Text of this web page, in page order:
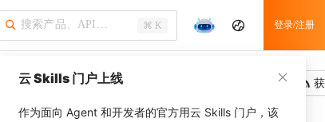
⌘ K 登录/注册
云 Skills 门户上线
作为面向 Agent 和开发者的官方用云 Skills 门户，该